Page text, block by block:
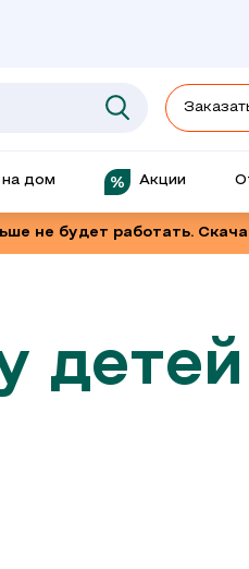
на дом Акции
не будет работать.
детей